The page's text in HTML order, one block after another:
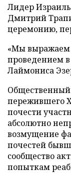
Лидер
Дмитрий
церемонию,
«Мы выражаем
проведением
Лаймониса
Общественный
пережившего
почести
абсолютно
возмущение
почестей
сообщество
попыткам